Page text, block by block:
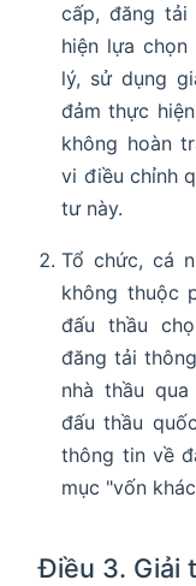
cấp, đăng tải
hiện lựa chọn
lý, sử dụng
đảm thực
không hoàn
vi điều chỉnh
tư này.
Tổ chức, cá
không thuộc
đấu thầu
đăng tải
nhà thầu
đấu thầu
thông tin về
mục "vốn
Điều 3. Giải